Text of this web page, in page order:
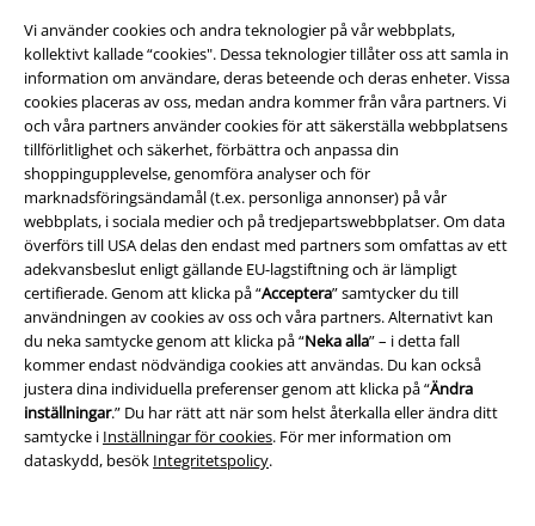
Vi använder cookies och andra teknologier på vår webbplats,
kollektivt kallade “cookies". Dessa teknologier tillåter oss att samla in
information om användare, deras beteende och deras enheter. Vissa
cookies placeras av oss, medan andra kommer från våra partners. Vi
och våra partners använder cookies för att säkerställa webbplatsens
tillförlitlighet och säkerhet, förbättra och anpassa din
shoppingupplevelse, genomföra analyser och för
marknadsföringsändamål (t.ex. personliga annonser) på vår
webbplats, i sociala medier och på tredjepartswebbplatser. Om data
överförs till USA delas den endast med partners som omfattas av ett
adekvansbeslut enligt gällande EU-lagstiftning och är lämpligt
certifierade. Genom att klicka på “Acceptera” samtycker du till
användningen av cookies av oss och våra partners. Alternativt kan
du neka samtycke genom att klicka på “Neka alla” – i detta fall
kommer endast nödvändiga cookies att användas. Du kan också
justera dina individuella preferenser genom att klicka på “Ändra
inställningar.” Du har rätt att när som helst återkalla eller ändra ditt
samtycke i Inställningar för cookies. För mer information om
dataskydd, besök Integritetspolicy.
15%
rabatt
Nyhetsbrev
15% rabatt när du registrerar dig för vårt
nyhetsbrev!Mer
Jag godkänner att E.M.P. Merchandising mbH har rätt att behandla mina
personuppgifter och regelbundet skicka mig nyhetsbrev och information
om deras produkter. Jag godkänner att mina personuppgifter kommer att
behandlas enligt derasDatasekretesspolicy. Jag kan återkalla mitt
samtycke när som helst genom att klicka på länken för att avsluta
prenumeration som finns med i alla EMP:s nyhetsbrev.
Härkan jag avsluta prenumerationen på nyhetsbrevet.
Prenumerera